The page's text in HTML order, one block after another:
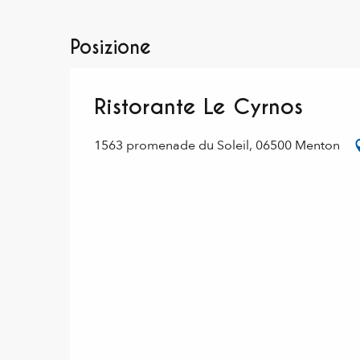
Posizione
Ristorante Le Cyrnos
1563 promenade du Soleil, 06500 Menton